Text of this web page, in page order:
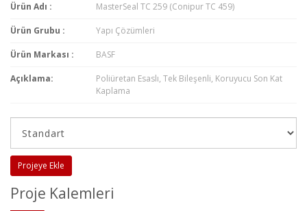
Ürün Adı : MasterSeal TC 259 (Conipur TC 459)
Ürün Grubu : Yapı Çözümleri
Ürün Markası : BASF
Açıklama:
Poliüretan Esaslı, Tek Bileşenli, Koruyucu Son Kat
Kaplama
Projeye Ekle
Proje Kalemleri